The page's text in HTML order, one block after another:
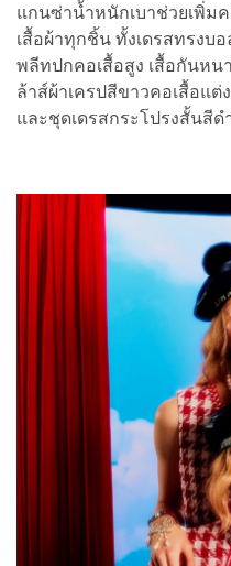
แกนซ่าน้ำหนักเบาช่วยเพิ่ม
เสื้อผ้าทุกชิ้น ทั้งเดรสทรงบ
พลีทปกคอเสื้อสูง เสื้อกันหน
ล้าส์ผ้าเครปสีขาวคอเสื้อแ
และชุดเดรสกระโปรงสั้นสี